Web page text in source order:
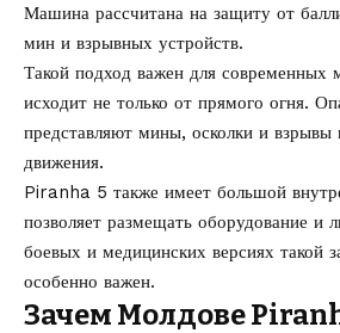
Машина рассчитана на защиту от
мин и взрывных устройств.
Такой подход важен для современных
исходит не только от прямого огня.
представляют мины, осколки и
движения.
Piranha 5 также имеет большой
позволяет размещать оборудование и
боевых и медицинских версиях такой
особенно важен.
Зачем Молдове